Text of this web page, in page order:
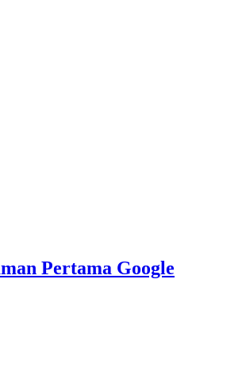
Pertama Google